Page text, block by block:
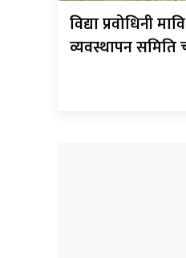
विद्या प्रवोधिनी
व्यवस्थापन समिति